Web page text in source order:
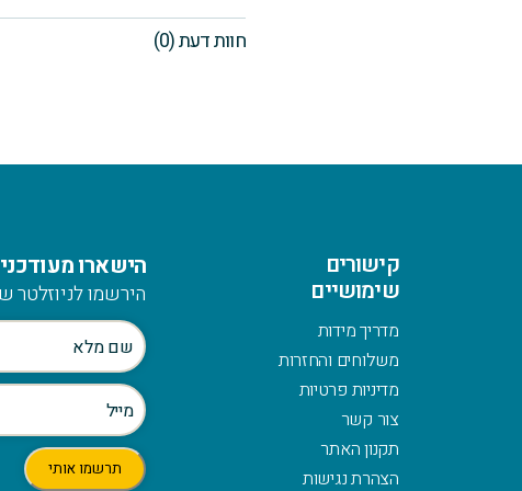
חוות דעת (0)
קישורים
שימושיים
מדריך מידות
משלוחים והחזרות
מדיניות פרטיות
צור קשר
תקנון האתר
הצהרת נגישות
הישארו
הירשמו לניוזלטר